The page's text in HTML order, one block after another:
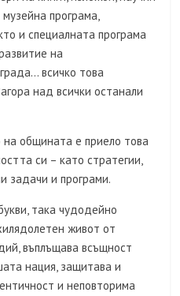
програма,
и специалната програма
на
всичко това
над всички останали
на общината е приело това
си – като стратегии,
задачи и програми.
така чудодейно
живот от
въплъщава всъщност
нация, защитава и
и неповторима